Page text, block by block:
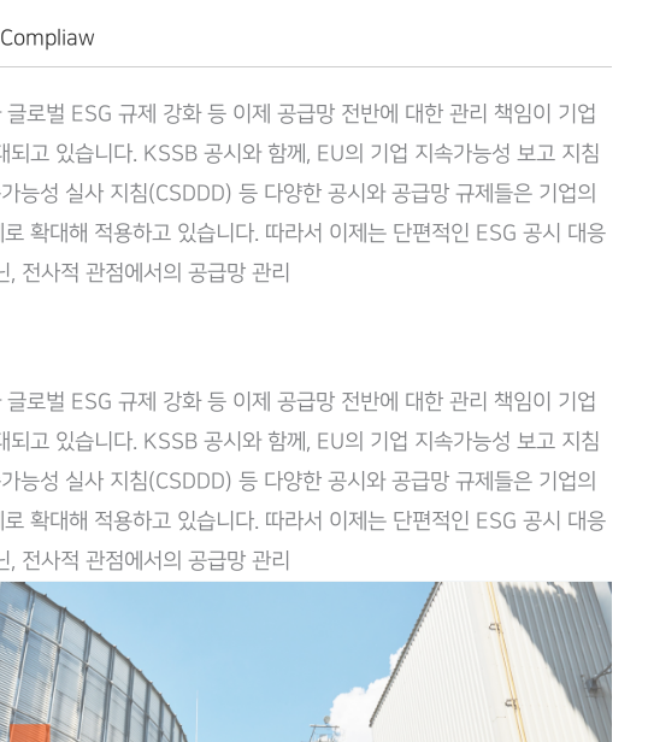
Compliaw
글로벌 ESG 규제 강화 등 이제 공급망 전반에 대한 관리 책임이 기업
되고 있습니다. KSSB 공시와 함께, EU의 기업 지속가능성 보고 지침
능성 실사 지침(CSDDD) 등 다양한 공시와 공급망 규제들은 기업의
확대해 적용하고 있습니다. 따라서 이제는 단편적인 ESG 공시 대응
, 전사적 관점에서의 공급망 관리
글로벌 ESG 규제 강화 등 이제 공급망 전반에 대한 관리 책임이 기업
되고 있습니다. KSSB 공시와 함께, EU의 기업 지속가능성 보고 지침
능성 실사 지침(CSDDD) 등 다양한 공시와 공급망 규제들은 기업의
확대해 적용하고 있습니다. 따라서 이제는 단편적인 ESG 공시 대응
, 전사적 관점에서의 공급망 관리